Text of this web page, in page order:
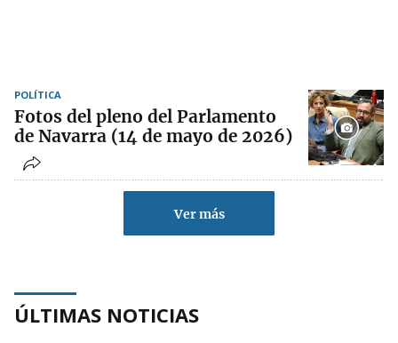
POLÍTICA
Fotos del pleno del Parlamento
de Navarra (14 de mayo de 2026)
Ver más
ÚLTIMAS NOTICIAS